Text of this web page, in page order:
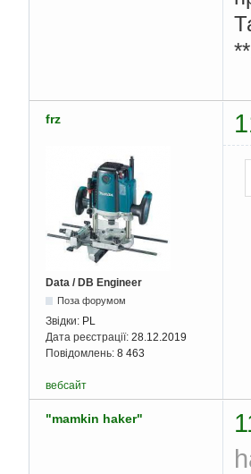
frz
Data / DB Engineer
Поза форумом
Звідки: PL
Дата реєстрації: 28.12.2019
Повідомлень: 8 463
вебсайт
"mamkin haker"